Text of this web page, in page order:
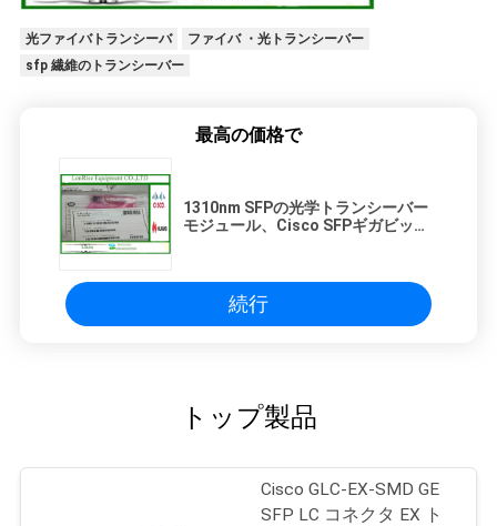
光ファイバトランシーバ
ファイバ ・光トランシーバー
sfp 繊維のトランシーバー
最高の価格で
1310nm SFPの光学トランシーバー
モジュール、Cisco SFPギガビット
続行
トップ製品
Cisco GLC-EX-SMD GE
SFP LC コネクタ EX ト